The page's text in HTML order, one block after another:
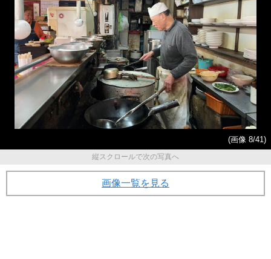
(画像 8/41)
縦スクロールで次の写真へ
画像一覧を見る